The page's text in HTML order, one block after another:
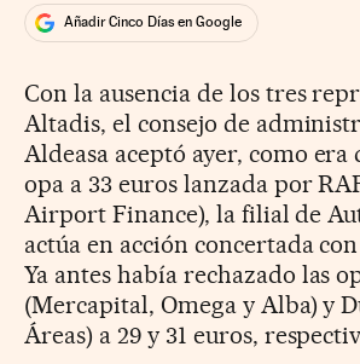
Añadir Cinco Días en Google
Con la ausencia de los tres
Altadis, el consejo de
Aldeasa aceptó ayer, como era
opa a 33 euros lanzada por
Airport Finance), la filial de
actúa en acción concertada
Ya antes había rechazado las
(Mercapital, Omega y Alba) y
Áreas) a 29 y 31 euros,